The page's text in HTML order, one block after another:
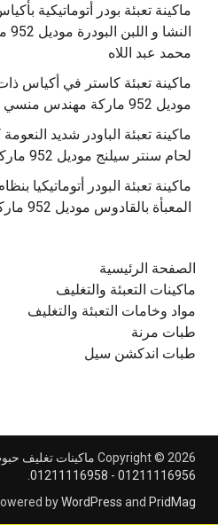
ماكينة تعبئة بودر أتوماتيكية
محمد عبد اللاه
‫ماكينة تعبئة كاستر في أكياس
موديل 952 ماركة مهندس منسي
‫ماكينة تعبئة الباودر شديد
‫ماكينة تعبئة البودر أتوماتيكيا
الصفحة الرئيسية
ماكينات التعبئة والتغليف
مواد وخامات التعبئة والتغليف
طبات مرنة
طبات اندكشن سيل
Copyright © 2026
01211116956 - 01211116958
byWordPress and PridMag